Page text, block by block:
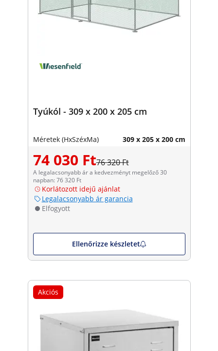
Tyúkól - 309 x 200 x 205 cm
Méretek (HxSzéxMa) 309 x 205 x 200 cm
74 030 Ft76 320 Ft
A legalacsonyabb ár a kedvezményt megelőző 30
napban: 76 320 Ft
Korlátozott idejű ajánlat
Legalacsonyabb ár garancia
Elfogyott
Ellenőrizze készletet
Akciós